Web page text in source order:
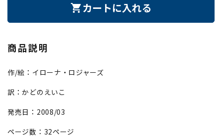
shopping_cart カートに入れる
商品説明
作/絵：イローナ・ロジャーズ
訳：かどのえいこ
発売日：2008/03
ページ数：32ページ